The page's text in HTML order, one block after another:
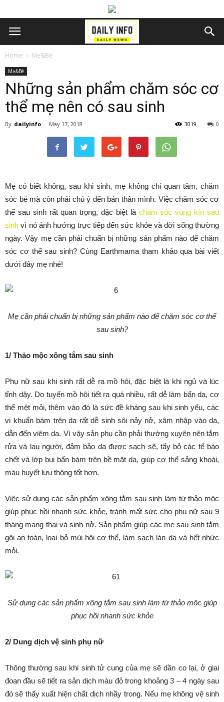
Home Mẹ&Bé
Mẹ&Bé
Những sản phẩm chăm sóc cơ
thể mẹ nên có sau sinh
By dailyinfo - May 17, 2018 0
3019
Mẹ có biết không, sau khi sinh, mẹ không chỉ quan tâm, chăm
sóc bé mà còn phải chú ý đến bản thân mình. Việc chăm sóc cơ
thể sau sinh rất quan trọng, đặc biệt là chăm sóc vùng kín sau
sinh vì nó ảnh hưởng trực tiếp đến sức khỏe và đời sống thường
ngày. Vậy mẹ cần phải chuẩn bị những sản phẩm nào để chăm
sóc cơ thể sau sinh? Cùng Earthmama tham khảo qua bài viết
dưới đây mẹ nhé!
Mẹ cần phải chuẩn bị những sản phẩm nào để chăm sóc cơ thể
sau sinh?
1/ Thảo mộc xông tắm sau sinh
Phụ nữ sau khi sinh rất dễ ra mồ hôi, đặc biệt là khi ngủ và lúc
tỉnh dậy. Do tuyến mồ hôi tiết ra quá nhiều, rất dễ làm bẩn da, cơ
thể mệt mỏi, thêm vào đó là sức đề kháng sau khi sinh yếu, các
vi khuẩn bám trên da rất dễ sinh sôi nảy nở, xâm nhập vào da,
dẫn đến viêm da. Vì vậy sản phụ cần phải thường xuyên nên tắm
rửa và lau người, đảm bảo da được sạch sẽ, tẩy bỏ các tế bào
chết và lớp bụi bẩn bám trên bề mặt da, giúp cơ thể sảng khoái,
máu huyết lưu thông tốt hơn.
Việc sử dụng các sản phẩm xông tắm sau sinh làm từ thảo mộc
giúp phục hồi nhanh sức khỏe, tránh mất sức cho phụ nữ sau 9
tháng mang thai và sinh nở. Sản phẩm giúp các mẹ sau sinh tắm
gội an toàn, loại bỏ mùi hôi cơ thể, làm sạch làn da và hết nhức
mỏi.
Sử dụng các sản phẩm xông tắm sau sinh làm từ thảo mộc giúp
phục hồi nhanh sức khỏe
2/ Dung dịch vệ sinh phụ nữ
Thông thường sau khi sinh tử cung của mẹ sẽ dần co lại, ở giai
đoạn đầu sẽ tiết ra sản dịch màu đỏ trong khoảng 3 – 4 ngày sau
đó sẽ thấy xuất hiện chất dịch nhầy trong. Nếu mẹ không vệ sinh